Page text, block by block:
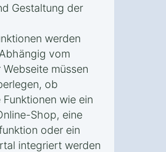
Gestaltung der
werden
vom
müssen
ob
wie ein
Shop, eine
oder ein
integriert werden